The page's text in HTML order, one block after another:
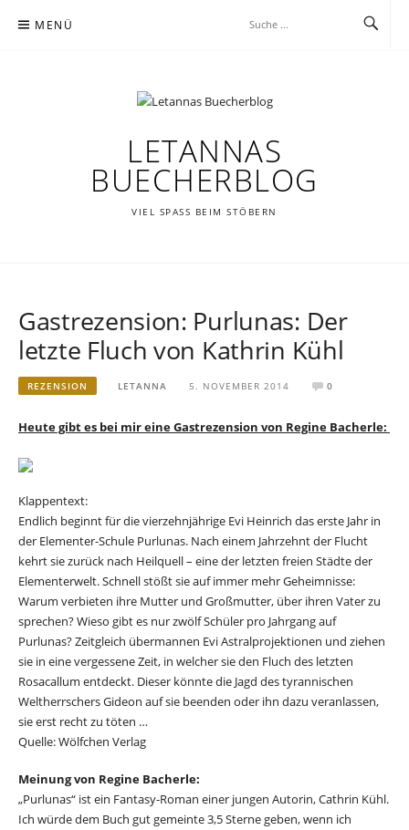
Inhalt MENÜ
LETANNAS
BUECHERBLOG
VIEL SPASS BEIM STÖBERN
Gastrezension: Purlunas: Der
letzte Fluch von Kathrin Kühl
REZENSION LETANNA 5. NOVEMBER 2014 0
Heute gibt es bei mir eine Gastrezension von Regine Bacherle:
Klappentext:
Endlich beginnt für die vierzehnjährige Evi Heinrich das erste Jahr in
der Elementer-Schule Purlunas. Nach einem Jahrzehnt der Flucht
kehrt sie zurück nach Heilquell – eine der letzten freien Städte der
Elementerwelt. Schnell stößt sie auf immer mehr Geheimnisse:
Warum verbieten ihre Mutter und Großmutter, über ihren Vater zu
sprechen? Wieso gibt es nur zwölf Schüler pro Jahrgang auf
Purlunas? Zeitgleich übermannen Evi Astralprojektionen und ziehen
sie in eine vergessene Zeit, in welcher sie den Fluch des letzten
Rosacallum entdeckt. Dieser könnte die Jagd des tyrannischen
Weltherrschers Gideon auf sie beenden oder ihn dazu veranlassen,
sie erst recht zu töten …
Quelle: Wölfchen Verlag
Meinung von Regine Bacherle:
„Purlunas“ ist ein Fantasy-Roman einer jungen Autorin, Cathrin Kühl.
Ich würde dem Buch gut gemeinte 3,5 Sterne geben, wenn ich